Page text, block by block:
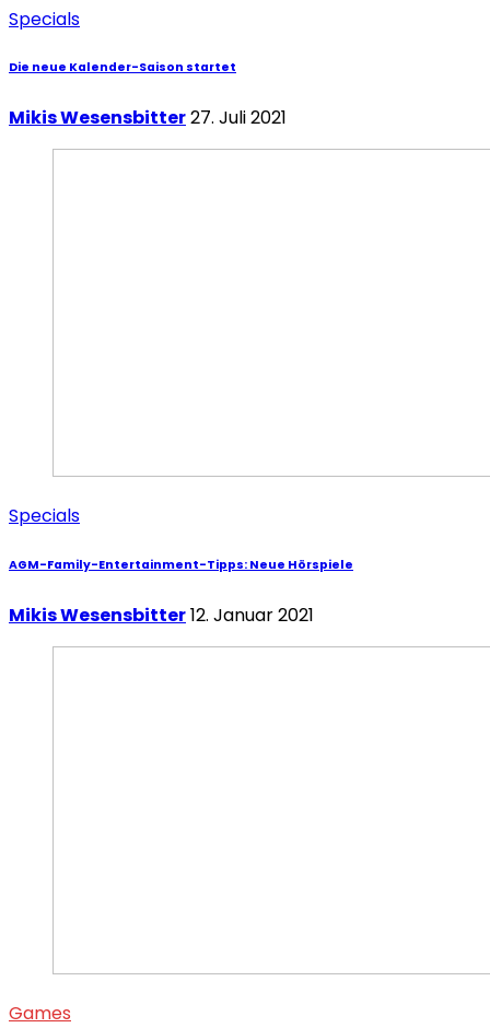
Specials
Die neue Kalender-Saison startet
Mikis Wesensbitter27. Juli 2021
Specials
AGM-Family-Entertainment-Tipps: Neue Hörspiele
Mikis Wesensbitter12. Januar 2021
Games